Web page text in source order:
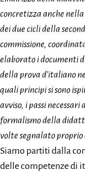
concretizza anche
dei due cicli della
commissione,
elaborato i documenti
della prova d’italiano
quali principi si sono
avviso, i passi
formalismo della
volte segnalato
Siamo partiti dalla
delle competenze di